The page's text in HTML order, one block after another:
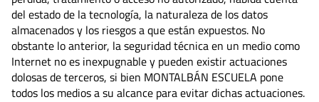
del estado de la tecnología, la naturaleza de los datos
almacenados y los riesgos a que están expuestos. No
obstante lo anterior, la seguridad técnica en un medio como
Internet no es inexpugnable y pueden existir actuaciones
dolosas de terceros, si bien MONTALBÁN ESCUELA pone
todos los medios a su alcance para evitar dichas actuaciones.